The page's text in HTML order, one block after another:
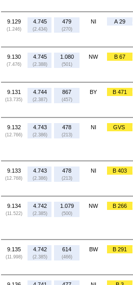
9.129
(1.246)
4.745
(2.434)
479
(270)
NI A 29
9.130
(7.476)
4.745
(2.388)
1.080
(501)
NW B 67
9.131
(13.735)
4.744
(2.387)
867
(457)
BY B 471
9.132
(12.766)
4.743
(2.386)
478
(213)
NI GVS
9.133
(12.768)
4.743
(2.386)
478
(213)
NI B 403
9.134
(11.522)
4.742
(2.385)
1.079
(500)
NW B 266
9.135
(11.998)
4.742
(2.385)
614
(466)
BW B 291